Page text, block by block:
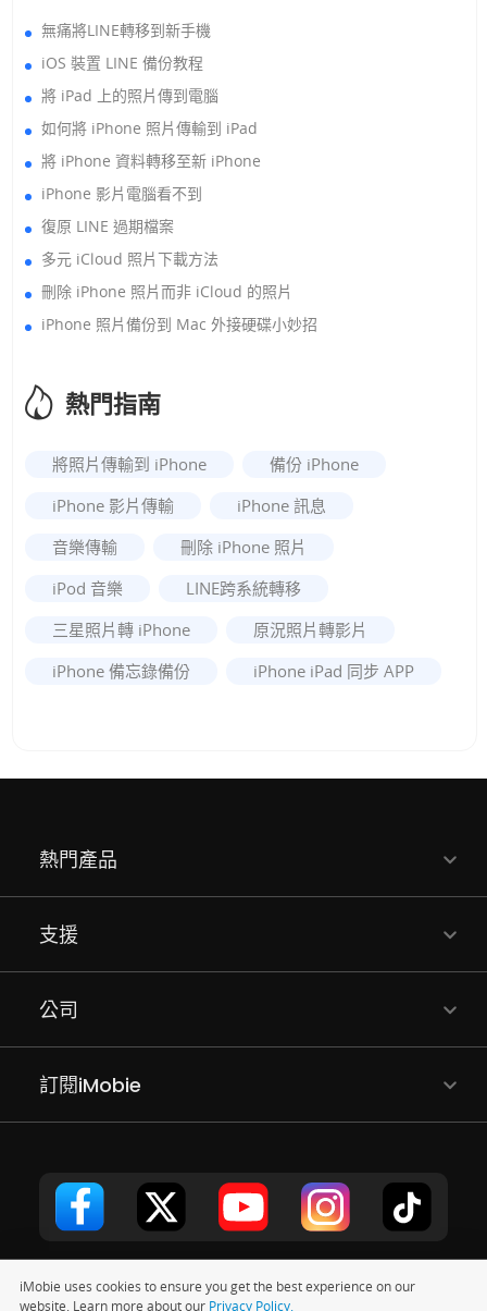
iMobie uses cookies to ensure you get the best experience on our
website. Learn more about our Privacy Policy.
無痛將LINE轉移到新手機
iOS 裝置 LINE 備份教程
將 iPad 上的照片傳到電腦
如何將 iPhone 照片傳輸到 iPad
將 iPhone 資料轉移至新 iPhone
iPhone 影片電腦看不到
復原 LINE 過期檔案
多元 iCloud 照片下載方法
刪除 iPhone 照片而非 iCloud 的照片
iPhone 照片備份到 Mac 外接硬碟小妙招
熱門指南
將照片傳輸到 iPhone
備份 iPhone
iPhone 影片傳輸
iPhone 訊息
音樂傳輸
刪除 iPhone 照片
iPod 音樂
LINE跨系統轉移
三星照片轉 iPhone
原況照片轉影片
iPhone 備忘錄備份
iPhone iPad 同步 APP
熱門產品
支援
公司
訂閱iMobie
版權所有 © 2011 - 2026 iMobie Inc.隱私權政策|EULA|使用條款